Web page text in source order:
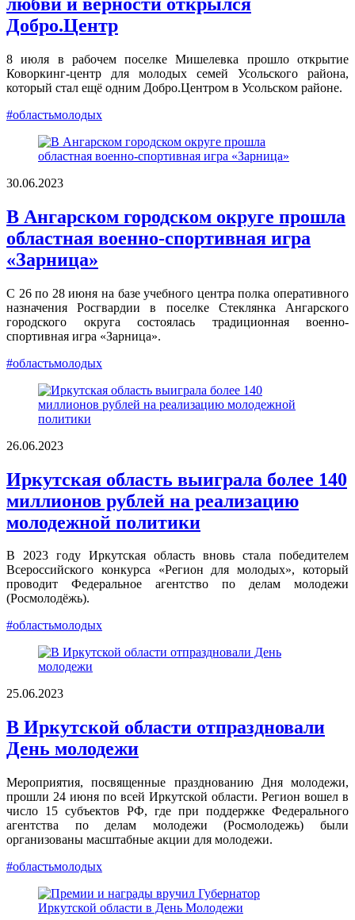
Добро.Центр
8 июля в рабочем поселке Мишелевка прошло открытие
Коворкинг-центр для молодых семей Усольского района,
который стал ещё одним Добро.Центром в Усольском районе.
#областьмолодых
30.06.2023
В Ангарском городском округе прошла
областная военно-спортивная игра
«Зарница»
С 26 по 28 июня на базе учебного центра полка оперативного
назначения Росгвардии в поселке Стеклянка Ангарского
городского округа состоялась традиционная военно-
спортивная игра «Зарница».
#областьмолодых
26.06.2023
Иркутская область выиграла более 140
миллионов рублей на реализацию
молодежной политики
В 2023 году Иркутская область вновь стала победителем
Всероссийского конкурса «Регион для молодых», который
проводит Федеральное агентство по делам молодежи
(Росмолодёжь).
#областьмолодых
25.06.2023
В Иркутской области отпраздновали
День молодежи
Мероприятия, посвященные празднованию Дня молодежи,
прошли 24 июня по всей Иркутской области. Регион вошел в
число 15 субъектов РФ, где при поддержке Федерального
агентства по делам молодежи (Росмолодежь) были
организованы масштабные акции для молодежи.
#областьмолодых